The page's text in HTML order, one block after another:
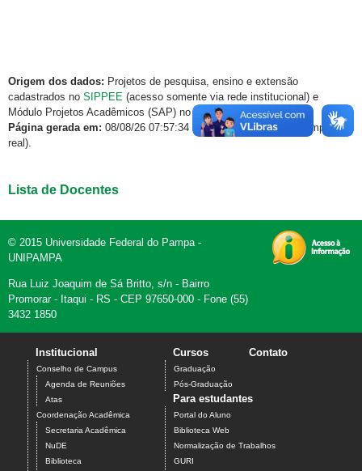
Origem dos dados: Projetos de pesquisa, ensino e extensão
cadastrados no SIPPEE (acesso somente via rede institucional) e
Módulo Projetos Acadêmicos (SAP) no GURI.
Página gerada em: 08/08/26 07:57:34 (dados atualizados em tempo
real).
Lista de Docentes
© 2015 Universidade Federal do Pampa -
UNIPAMPA
Rua Luiz Joaquim de Sá Britto, s/n - Bairro
Promorar - Itaqui - RS - CEP 97650-000 - Fone (55)
3432 1850
Institucional
Conselho de Campus
Agenda de Reuniões
Atas
Coordenação Acadêmica
Secretaria Acadêmica
NuDE
Biblioteca
Cursos
Graduação
Pós-Graduação
Contato
Para estudantes
Portal do Aluno
Biblioteca Web
Normalização de Trabalhos
GURI